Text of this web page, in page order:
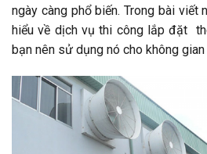
ngày càng phổ biến. Trong bài viết
hiểu về dịch vụ thi công lắp đặt
bạn nên sử dụng nó cho không